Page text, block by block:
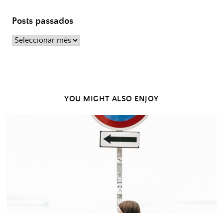
Posts passados
Posts
YOU MIGHT ALSO ENJOY